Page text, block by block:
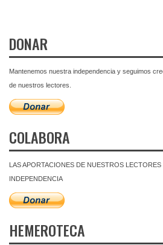
DONAR
Mantenemos nuestra independencia y seguimos
de nuestros lectores.
COLABORA
LAS APORTACIONES DE NUESTROS
INDEPENDENCIA
HEMEROTECA